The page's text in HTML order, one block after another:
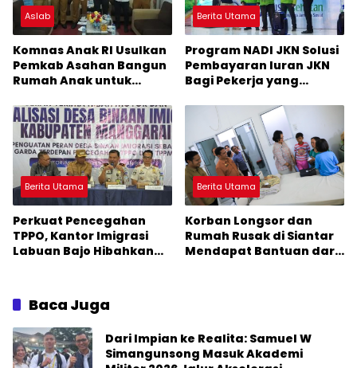
Aslab
Komnas Anak RI Usulkan
Pemkab Asahan Bangun
Rumah Anak untuk
Berita Utama
Program NADI JKN Solusi
Pembayaran Iuran JKN
Bagi Pekerja yang
Tetap
Berita Utama
Perkuat Pencegahan
TPPO, Kantor Imigrasi
Labuan Bajo Hibahkan
Berita Utama
Korban Longsor dan
Rumah Rusak di Siantar
Mendapat Bantuan dari
Baca Juga
Dari Impian ke Realita: Samuel W
Simangunsong Masuk Akademi